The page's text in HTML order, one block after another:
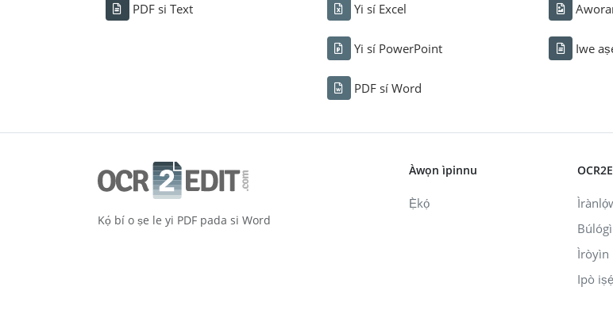
PDF si Text Yi sí Excel
Yi sí PowerPoint
PDF sí Word
Iwe
Kọ́ bí o ṣe le yi PDF pada si Word
Àwọn ìpinnu
Ẹ̀kọ́
Búlógì
Ìròyìn
Ipò iṣẹ́